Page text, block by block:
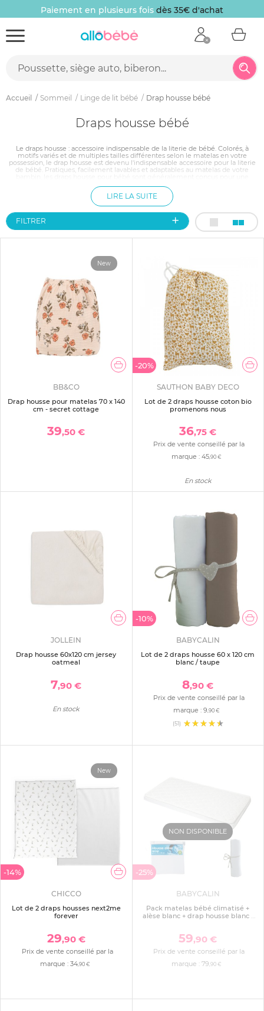
Paiement en plusieurs fois dès 35€ d'achat
Accueil Sommeil Linge de lit bébé Drap housse bébé
Draps housse bébé
Le draps housse : accessoire indispensable de la literie de bébé. Colorés, à
motifs variés et de multiples tailles différentes selon le matelas en votre
possession, le drap housse est devenu l'indispensable accessoire pour la literie
de bébé. Pratiques, facilement lavables et adaptables au matelas de votre
Souvent anti-bactériens et très ergonomiques, ils ravissent les parents, et
permettent à bébé de passer des nuits tout en douceur !
LIRE LA SUITE
FILTRER
New
BB&CO
Drap housse pour matelas 70 x 140
cm - secret cottage
39,50 €
-20%
SAUTHON BABY DECO
Lot de 2 draps housse coton bio
promenons nous
36,75 €
Prix de vente conseillé par la
marque :45,90 €
En stock
JOLLEIN
Drap housse 60x120 cm jersey
oatmeal
7,90 €
En stock
-10%
BABYCALIN
Lot de 2 draps housse 60 x 120 cm
blanc / taupe
8,90 €
Prix de vente conseillé par la
marque :9 ,90 €
(51)
-14%
New
CHICCO
Lot de 2 draps housses next2me
forever
29,90 €
Prix de vente conseillé par la
marque : 34,90 €
NON DISPONIBLE
-25%
BABYCALIN
Pack matelas bébé climatisé +
alèse blanc + drap housse blanc -
59,90 €
Prix de vente conseillé par la
marque :79 ,90 €